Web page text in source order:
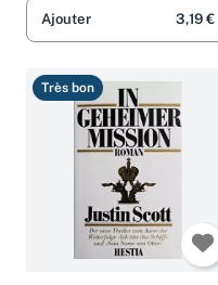
Ajouter 3,19 €
Très bon